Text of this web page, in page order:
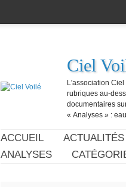
Ciel
L'association
rubriques au-
documentaires
« Analyses » :
ACCUEIL ACTUALITÉS
ANALYSES